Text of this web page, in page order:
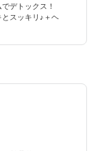
デトックス！
スッキリ♪＋ヘ